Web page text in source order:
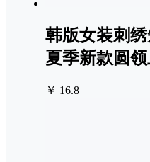
韩版女装刺
夏季新款圆
￥ 16.8